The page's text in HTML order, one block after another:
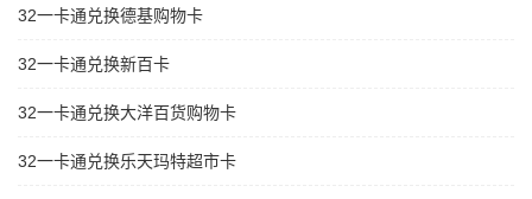
32一卡通兑换德基购物卡
32一卡通兑换新百卡
32一卡通兑换大洋百货购物卡
32一卡通兑换乐天玛特超市卡